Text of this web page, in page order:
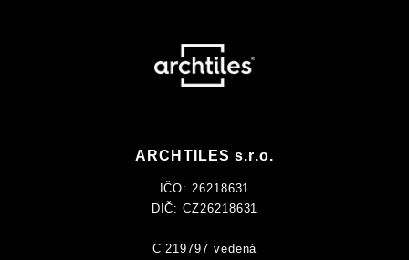
ARCHTILES s.r.o.
IČO: 26218631
DIČ: CZ26218631
C 219797 vedená